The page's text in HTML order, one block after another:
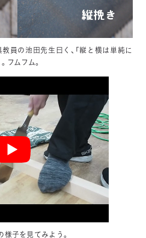
員の池田先生曰く、「縦と横は単純に
フムフム。
様子を見てみよう。